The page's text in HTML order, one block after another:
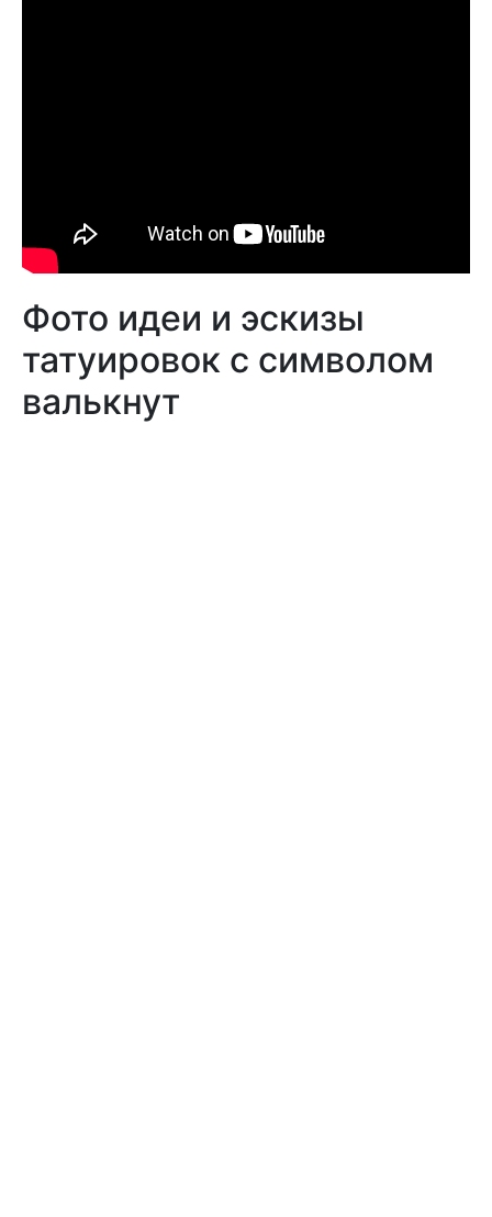
Фото идеи и эскизы
татуировок с символом
валькнут